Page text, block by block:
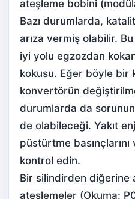
ateşleme bobini
Bazı durumlarda,
arıza vermiş olabilir.
iyi yolu egzozdan
kokusu. Eğer böyle bir
konvertörün
durumlarda da
de olabileceği. Yakıt
püstürtme basınçlarını
kontrol edin.
Bir silindirden diğerine
ateşlemeler (Okuma: